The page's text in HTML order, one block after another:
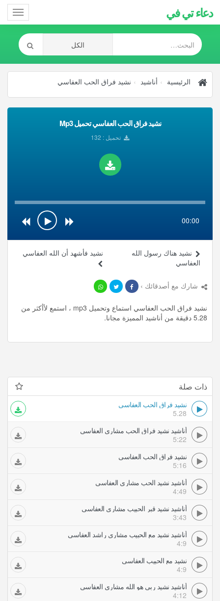
دعاء تي في
الرئيسية أناشيد نشيد فراق الحب العفاسي
نشيد فراق الحب العفاسي تحميل Mp3
تحميل : 132
00:00
نشيد فأشهد أن الله العفاسي
نشيد هناك رسول الله
العفاسي
شارك مع أصدقائك ›
نشيد فراق الحب العفاسي استماع وتحميل mp3 ، استمع لأأكثر من
5.28 دقيقة من أناشيد المميزة مجانا.
ذات صلة
نشيد فراق الحب العفاسي
5.28
أناشيد نشيد فراق الحب مشاري العفاسي
5:22
نشيد فراق الحب العفاسي
5:16
أناشيد نشيد الحب مشاري العفاسي
4:49
أناشيد نشيد قبر الحبيب مشاري العفاسي
3:43
أناشيد نشيد مع الحبيب مشاري راشد العفاسي
4:9
نشيد مع الحبيب العفاسي
4:9
أناشيد نشيد ربي هو الله مشاري العفاسي
4:12